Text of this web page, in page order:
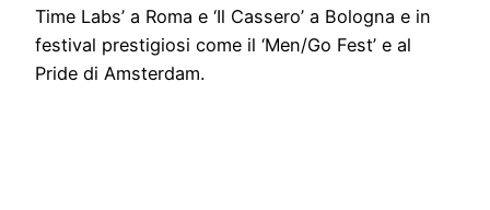
Time Labs’ a Roma e ‘Il Cassero’ a Bologna e in
festival prestigiosi come il ‘Men/Go Fest’ e al
Pride di Amsterdam.